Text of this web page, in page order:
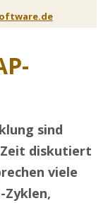
sind
Zeit diskutiert
viele
Zyklen,